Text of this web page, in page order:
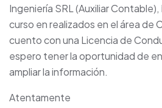
Ingeniería SRL (Auxiliar
curso en realizados en el área de
cuento con una Licencia de
espero tener la oportunidad de
ampliar la información.
Atentamente